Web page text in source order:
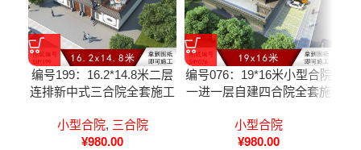
编号199：16.2*14.8米二层
连排新中式三合院全套施工
小型合院, 三合院
¥980.00
编号076：19*16米小型合院
一进一层自建四合院全套施
小型合院
¥980.00